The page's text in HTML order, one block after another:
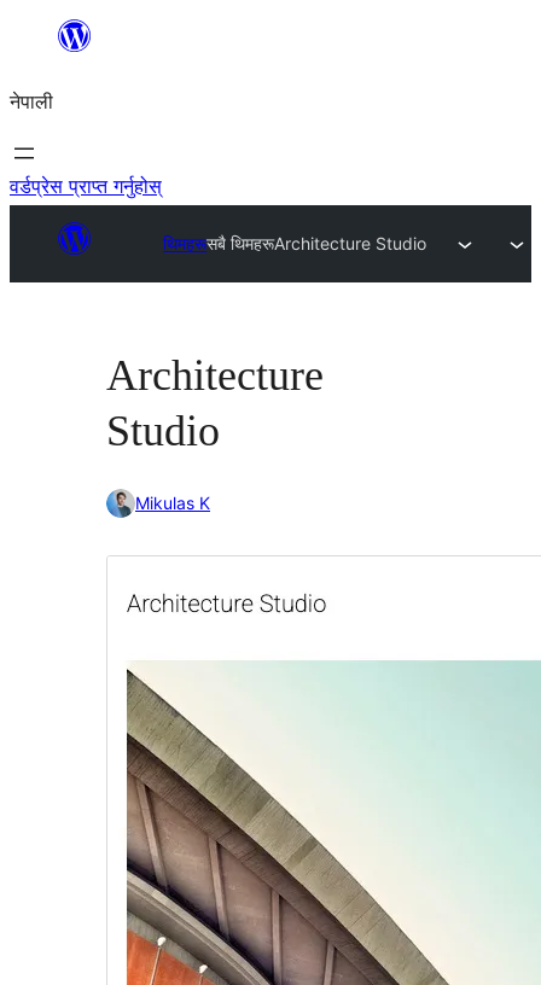
सामग्रीमा
नेपाली
वर्डप्रेस प्राप्त गर्नुहोस्
थिमहरूसबै थिमहरूArchitecture Studio
Architecture
Studio
Mikulas K